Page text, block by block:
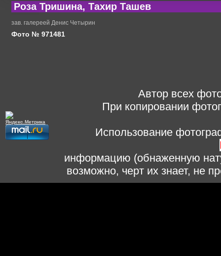
Роза Тришина, Тахир Ташев
зав. галереей Денис Четырин
Фото № 971481
Автор всех
При копировании
Использование
информацию (обнаженную
возможно, черт их знает, не